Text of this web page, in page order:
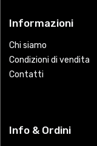
Informazioni
Chi siamo
Condizioni di vendita
Contatti
Info & Ordini